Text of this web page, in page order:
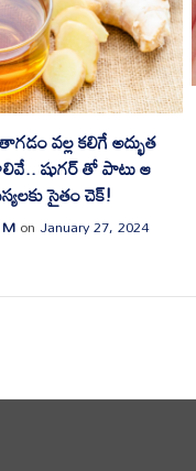
తాగడం వల్ల కలిగే అద్భుత
షుగర్ తో పాటు ఆ
సైతం చెక్!
on January 27, 2024